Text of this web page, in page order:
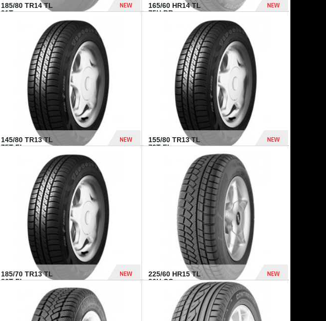
185/80 TR14 TL
91T...
NEW
448 Dhs
165/60 HR14 TL
75H BR...
NEW
145/80 TR13 TL
75T FI...
NEW
155/80 TR13 TL
79T FI...
NEW
185/70 TR13 TL
86T FI...
NEW
432 Dhs
225/60 HR15 TL
96H CO...
NEW
1 040 Dhs